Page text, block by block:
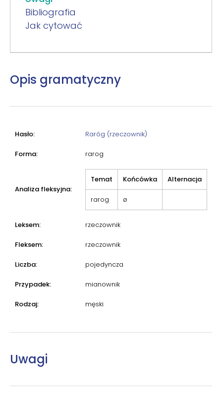
Bibliografia
Jak cytować
Opis gramatyczny
Hasło: Raróg (rzeczownik)
Forma: rarog
Analiza fleksyjna:
Temat Końcówka Alternacja
rarog ø
Leksem: rzeczownik
Fleksem: rzeczownik
Liczba: pojedyncza
Przypadek: mianownik
Rodzaj: męski
Uwagi